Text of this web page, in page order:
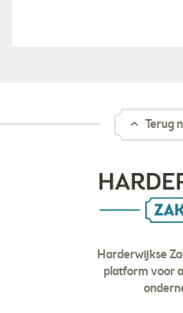
Terug
Harderwijkse
platform voor